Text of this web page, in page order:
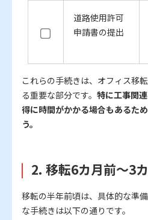
道路使用許可
申請書の提出
これらの手続きは、オフィス移
る重要な部分です。 特に工事関
得に時間がかかる場合もあるた
う。
2. 移転6カ月前～3
移転の半年前頃は、具体的な準
な手続きは以下の通りです。